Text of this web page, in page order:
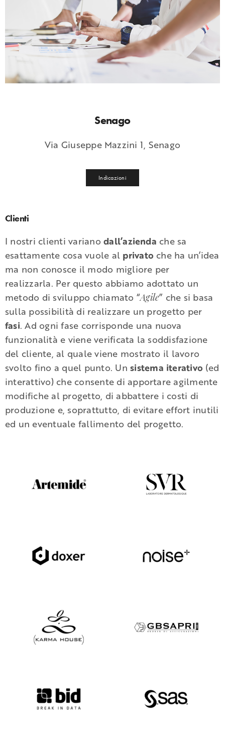
Senago
Via Giuseppe Mazzini 1, Senago
Indicazioni
Clienti
I nostri clienti varianodall’azienda che sa
esattamente cosa vuole al privato che ha un’idea
ma non conosce il modo migliore per
realizzarla. Per questo abbiamo adottato un
metodo di sviluppo chiamato “Agile” che si basa
sulla possibilità di realizzare un progetto per
fasi. Ad ogni fase corrisponde una nuova
funzionalità e viene verificata la soddisfazione
del cliente, al quale viene mostrato il lavoro
svolto fino a quel punto. Unsistema iterativo (ed
interattivo) che consente di apportare agilmente
modifiche al progetto, di abbattere i costi di
produzione e, soprattutto, di evitare effort inutili
ed un eventuale fallimento del progetto.